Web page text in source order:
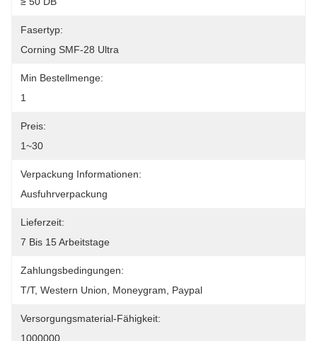
Fasertyp:
Corning SMF-28 Ultra
Min Bestellmenge:
1
Preis:
1~30
Verpackung Informationen:
Ausfuhrverpackung
Lieferzeit:
7 Bis 15 Arbeitstage
Zahlungsbedingungen:
T/T, Western Union, Moneygram, Paypal
Versorgungsmaterial-Fähigkeit:
1000000